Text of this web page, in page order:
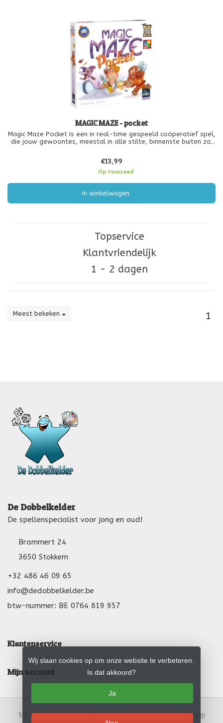
MAGIC MAZE - pocket
Magic Maze Pocket Is een in real-time gespeeld coöperatief spel,
die jouw gewoontes, meestal in alle stilte, binnenste buiten zal
€13,99
Op voorraad
In winkelwagen
Topservice
Klantvriendelijk
1 - 2 dagen
Meest bekeken 1
De Dobbelkelder
De spellenspecialist voor jong en oud!
Brammert 24
3650 Stokkem
+32 486 46 09 65
info@dedobbelkelder.be
btw-nummer: BE 0764 819 957
Klantenservice
Mijn account
5 sterren op basis van24beoordelingen.Lees 24 beoordelingen
Wij slaan cookies op om onze website te verbeteren.
Is dat akkoord?
Ja